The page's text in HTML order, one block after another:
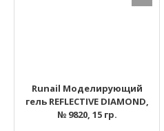
Runail Моделирующий
гель REFLECTIVE DIAMOND,
№ 9820, 15 гр.